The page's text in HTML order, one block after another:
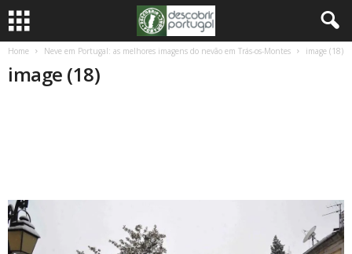
Home Neve em Portugal: as melhores imagens do nevão em Trás-os-Montes image (18)
image (18)